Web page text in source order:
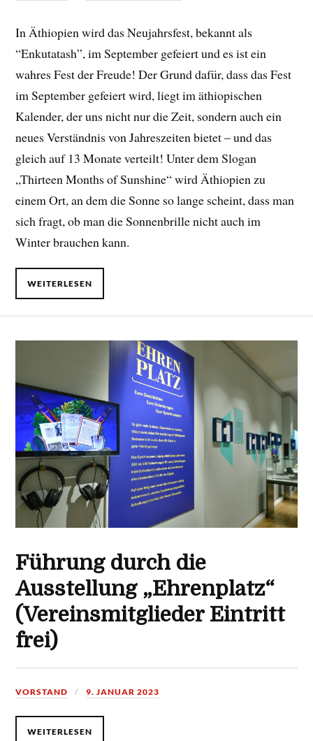
In Äthiopien wird das Neujahrsfest, bekannt als
“Enkutatash”, im September gefeiert und es ist ein
wahres Fest der Freude! Der Grund dafür, dass das Fest
im September gefeiert wird, liegt im äthiopischen
Kalender, der uns nicht nur die Zeit, sondern auch ein
neues Verständnis von Jahreszeiten bietet – und das
gleich auf 13 Monate verteilt! Unter dem Slogan
„Thirteen Months of Sunshine“ wird Äthiopien zu
einem Ort, an dem die Sonne so lange scheint, dass man
sich fragt, ob man die Sonnenbrille nicht auch im
Winter brauchen kann.
WEITERLESEN
Führung durch die
Ausstellung „Ehrenplatz“
(Vereinsmitglieder Eintritt
frei)
VORSTAND 9. JANUAR 2023
WEITERLESEN